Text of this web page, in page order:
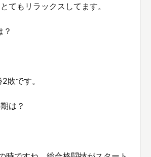
てもリラックスしてます。
敗です。
は？